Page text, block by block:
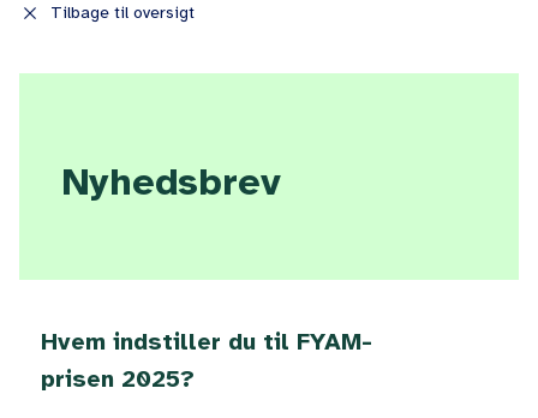
close Tilbage til oversigt
Nyhedsbrev
Hvem indstiller du til FYAM-
prisen 2025?